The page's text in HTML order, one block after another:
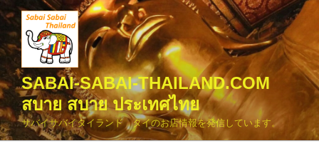
コ
ン
テ
ン
ツ
へ
ス
キ
ッ
SABAI-SABAI-THAILAND.COM
สบาย สบาย ประเทศไทย
サバイサバイタイランド タイのお店情報を発信しています。